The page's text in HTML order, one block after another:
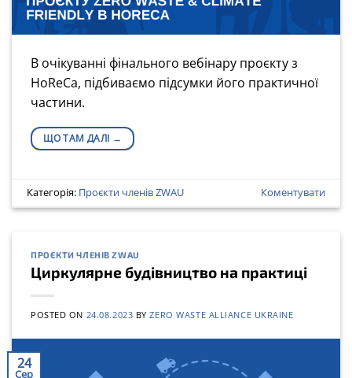
В очікуванні фінального вебінару проєкту з
HoReCa, підбиваємо підсумки його практичної
частини.
ЩО ТАМ ДАЛІ →
Категорія: Проєкти членів ZWAU Коментувати
ПРОЄКТИ ЧЛЕНІВ ZWAU
Циркулярне будівництво на практиці
POSTED ON 24.08.2023 BYZERO WASTE ALLIANCE UKRAINE
24
Сер